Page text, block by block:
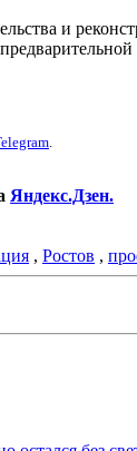
и
.
Яндекс.Дзен.
, Ростов ,